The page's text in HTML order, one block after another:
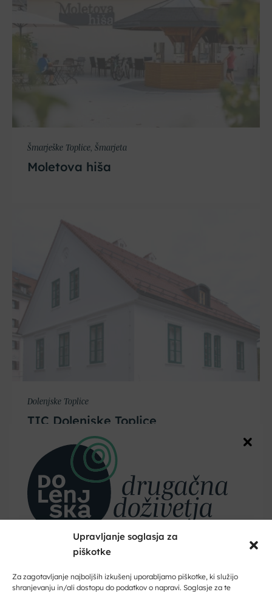
Upravljanje soglasja za
piškotke
Za zagotavljanje najboljših izkušenj uporabljamo piškotke, ki služijo
shranjevanju in/ali dostopu do podatkov o napravi. Soglasje za te
Šmarješke Toplice, Šmarjeta
Moletova hiša
Dolenjske Toplice
TIC Dolenjske Toplice
Dobrodošli na Dolenjskem!